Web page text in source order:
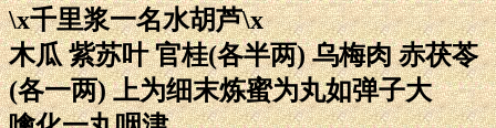
\x千里浆一名水胡芦\x
木瓜 紫苏叶 官桂(各半两) 乌梅肉 赤茯苓
(各一两) 上为细末炼蜜为丸如弹子大